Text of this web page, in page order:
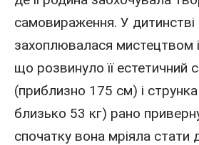
самовираження. У дитинстві
захоплювалася мистецтвом
що розвинуло її естетичний
(приблизно 175 см) і струнка
близько 53 кг) рано
спочатку вона мріяла стати